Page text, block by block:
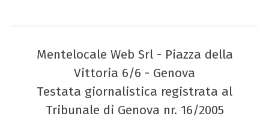
Mentelocale Web Srl - Piazza della
Vittoria 6/6 - Genova
Testata giornalistica registrata al
Tribunale di Genova nr. 16/2005